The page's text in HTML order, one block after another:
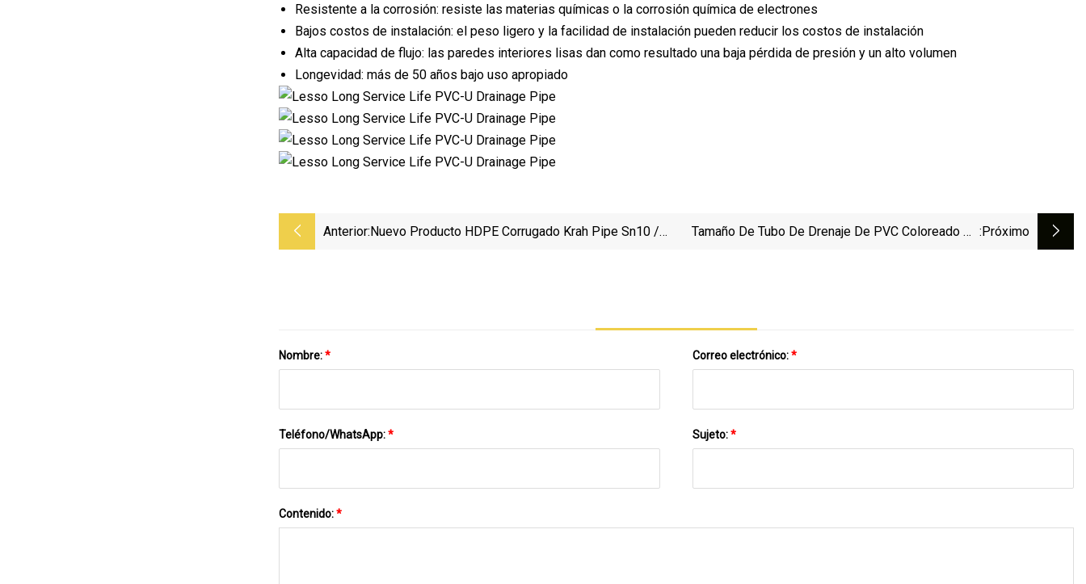
Resistente a la corrosión: resiste las materias químicas o la corrosión química de electrones
Bajos costos de instalación: el peso ligero y la facilidad de instalación pueden reducir los costos de instalación
Alta capacidad de flujo: las paredes interiores lisas dan como resultado una baja pérdida de presión y un alto volumen
Longevidad: más de 50 años bajo uso apropiado
Anterior:Nuevo Producto HDPE Corrugado Krah Pipe Sn10 /
Tamaño De Tubo De Drenaje De PVC Coloreado De :próximo
Nombre:* Correo electrónico:*
Teléfono/WhatsApp:* Sujeto:*
Contenido:*